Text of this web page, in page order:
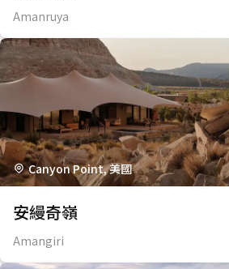
Amanruya
Canyon Point, 美國
安縵奇嶺
Amangiri